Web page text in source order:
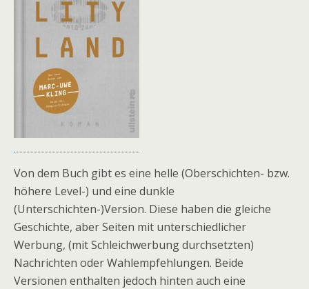
Von dem Buch gibt es eine helle (Oberschichten- bzw.
höhere Level-) und eine dunkle
(Unterschichten-)Version. Diese haben die gleiche
Geschichte, aber Seiten mit unterschiedlicher
Werbung, (mit Schleichwerbung durchsetzten)
Nachrichten oder Wahlempfehlungen. Beide
Versionen enthalten jedoch hinten auch eine